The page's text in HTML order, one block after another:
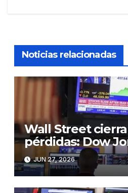
Noticias relacionadas
Wall Street
pérdidas: Dow
y S&P 500
jornada de
JUN 27, 2026